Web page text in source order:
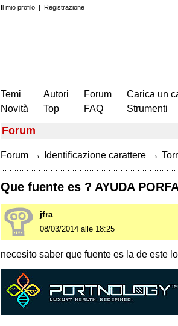
Il mio profilo | Registrazione
Temi
Novità
Autori
Top
Forum
FAQ
Carica un
Strumenti
Forum
Forum → Identificazione carattere →
Que fuente es ? AYUDA
jfra
08/03/2014 alle 18:25
necesito saber que fuente es la de este